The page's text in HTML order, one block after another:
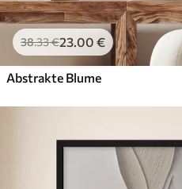
38.33€23.00 €
Abstrakte Blume